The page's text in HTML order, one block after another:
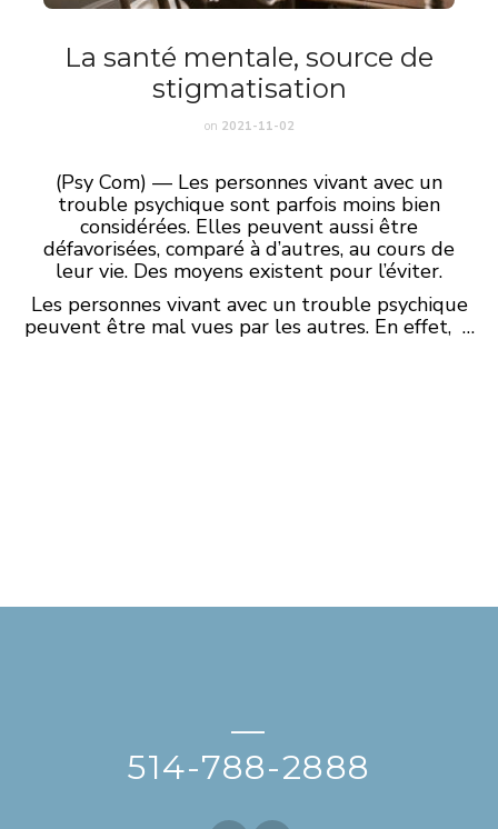
La santé mentale, source de
stigmatisation
on 2021-11-02
(Psy Com) — Les personnes vivant avec un
trouble psychique sont parfois moins bien
considérées. Elles peuvent aussi être
défavorisées, comparé à d’autres, au cours de
leur vie. Des moyens existent pour l’éviter.
Les personnes vivant avec un trouble psychique
peuvent être mal vues par les autres. En effet, …
—
514-788-2888